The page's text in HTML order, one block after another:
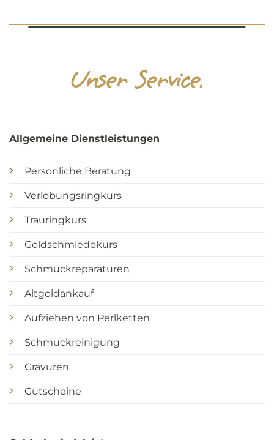
Unser Service.
Allgemeine Dienstleistungen
Persönliche Beratung
Verlobungsringkurs
Trauringkurs
Goldschmiedekurs
Schmuckreparaturen
Altgoldankauf
Aufziehen von Perlketten
Schmuckreinigung
Gravuren
Gutscheine